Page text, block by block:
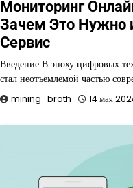
Мониторинг
Зачем Это Нужно
Сервис
Введение В эпоху цифровых
стал неотъемлемой частью
mining_broth 14 мая